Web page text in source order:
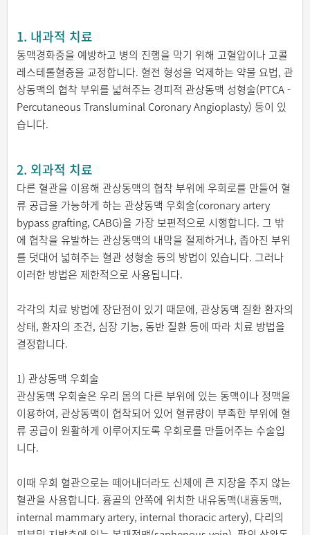
1. 내과적 치료
동맥경화증을 예방하고 병의 진행을 막기 위해 고혈압이나 고콜
레스테롤혈증을 교정합니다. 혈전 형성을 억제하는 약물 요법, 관
상동맥의 협착 부위를 넓혀주는 경피적 관상동맥 성형술(PTCA -
Percutaneous Transluminal Coronary Angioplasty) 등이 있
습니다.
2. 외과적 치료
다른 혈관을 이용해 관상동맥의 협착 부위에 우회로를 만들어 혈
류 공급을 가능하게 하는 관상동맥 우회술(coronary artery
bypass grafting, CABG)을 가장 보편적으로 시행합니다. 그 밖
에 협착을 유발하는 관상동맥의 내막을 절제하거나, 좁아진 부위
를 덧대어 넓혀주는 혈관 성형술 등의 방법이 있습니다. 그러나
이러한 방법은 제한적으로 사용됩니다.
각각의 치료 방법에 장단점이 있기 때문에, 관상동맥 질환 환자의
상태, 환자의 조건, 심장 기능, 동반 질환 등에 따라 치료 방법을
결정합니다.
1) 관상동맥 우회술
관상동맥 우회술은 우리 몸의 다른 부위에 있는 동맥이나 정맥을
이용하여, 관상동맥이 협착되어 있어 혈류량이 부족한 부위에 혈
류 공급이 원활하게 이루어지도록 우회로를 만들어주는 수술입
니다.
이때 우회 혈관으로는 떼어내더라도 신체에 큰 지장을 주지 않는
혈관을 사용합니다. 흉골의 안쪽에 위치한 내유동맥(내흉동맥,
internal mammary artery, internal thoracic artery), 다리의